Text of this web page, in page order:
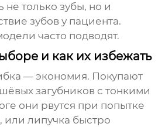
не только зубы, но и
зубов у пациента.
часто подводят.
и как их избежать
— экономия. Покупают
загубников с тонкими
они рвутся при попытке
или липучка быстро